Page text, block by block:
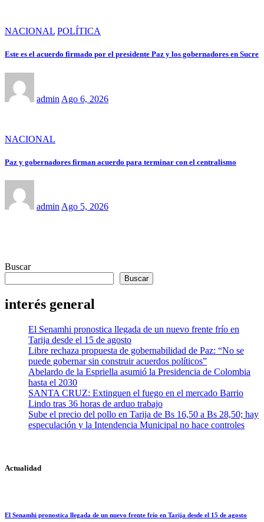
NACIONAL POLÍTICA
Este es el acuerdo firmado por el presidente Paz y los gobernadores en Sucre
admin Ago 6, 2026
NACIONAL
Paz y gobernadores firman acuerdo para terminar con el centralismo
admin Ago 5, 2026
Buscar
Buscar
interés general
El Senamhi pronostica llegada de un nuevo frente frío en
Tarija desde el 15 de agosto
Libre rechaza propuesta de gobernabilidad de Paz: “No se
puede gobernar sin construir acuerdos políticos”
Abelardo de la Espriella asumió la Presidencia de Colombia
hasta el 2030
SANTA CRUZ: Extinguen el fuego en el mercado Barrio
Lindo tras 36 horas de arduo trabajo
Sube el precio del pollo en Tarija de Bs 16,50 a Bs 28,50; hay
especulación y la Intendencia Municipal no hace controles
Actualidad
El Senamhi pronostica llegada de un nuevo frente frío en Tarija desde el 15 de agosto